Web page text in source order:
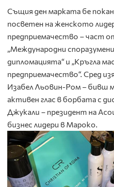
Същия ден марката бе
посветен на женското
предприемачество – част
„Международни
дипломацията“ и „Кръгла
предприемачество“. Сред
Изабел Льовин-Ром – бивш
активен глас в борбата с
Джукали – президент на
бизнес лидери в Мароко.